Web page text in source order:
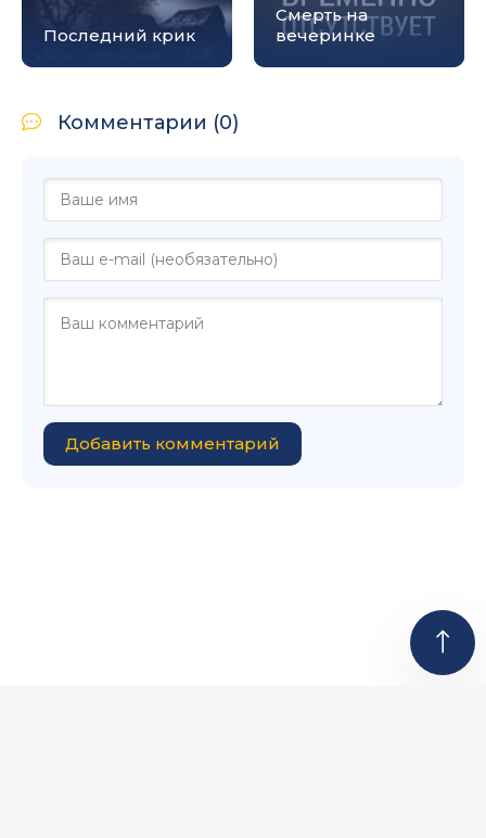
Последний крик
Смерть на
вечеринке
Комментарии (0)
Добавить комментарий